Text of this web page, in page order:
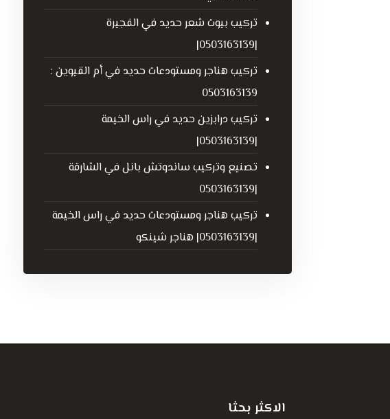
تركيب بيوت شعر حديد في الفجيرة
|0503163139|
تركيب هناجر ومستودعات حديد في أم القيوين :
0503163139
تركيب درابزين حديد في راس الخيمة
|0503163139|
تصنيع وتركيب ساندوتش بانل في الشارقة
|0503163139
تركيب هناجر ومستودعات حديد في راس الخيمة
|0503163139| هناجر شينكو
الاكثر بحثا